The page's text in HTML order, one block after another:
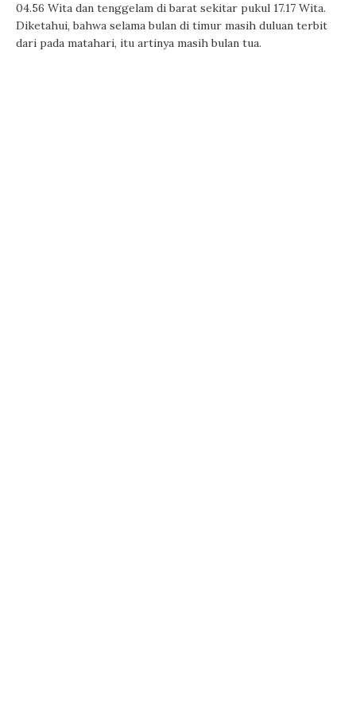
04.56 Wita dan tenggelam di barat sekitar pukul 17.17 Wita.
Diketahui, bahwa selama bulan di timur masih duluan terbit
dari pada matahari, itu artinya masih bulan tua.